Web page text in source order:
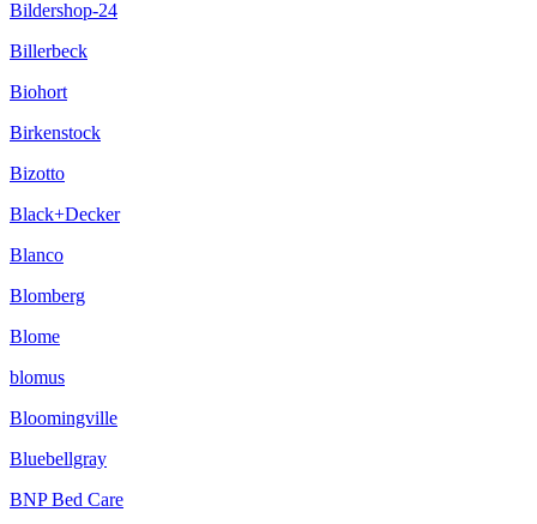
Bildershop-24
Billerbeck
Biohort
Birkenstock
Bizotto
Black+Decker
Blanco
Blomberg
Blome
blomus
Bloomingville
Bluebellgray
BNP Bed Care